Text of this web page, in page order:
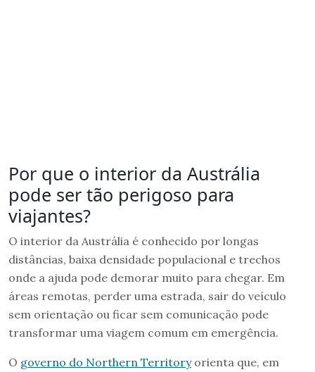
Por que o interior da Austrália
pode ser tão perigoso para
viajantes?
O interior da Austrália é conhecido por longas
distâncias, baixa densidade populacional e trechos
onde a ajuda pode demorar muito para chegar. Em
áreas remotas, perder uma estrada, sair do veículo
sem orientação ou ficar sem comunicação pode
transformar uma viagem comum em emergência.
O governo do Northern Territoryorienta que, em